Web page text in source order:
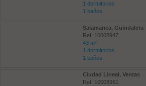
1 dormitorios
1 baños
Salamanca, Guindalera
Ref: 10008947
43 m²
1 dormitorios
1 baños
Ciudad Lineal, Ventas
Ref: 10008961